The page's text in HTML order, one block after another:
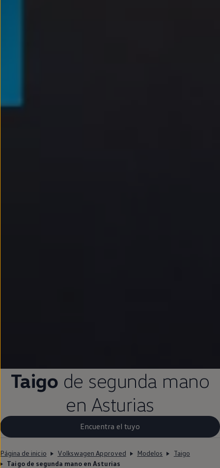
Taigo de segunda mano
en Asturias
Encuentra el tuyo
Página de inicio Volkswagen Approved Modelos
Taigo
Taigo de segunda mano en Asturias